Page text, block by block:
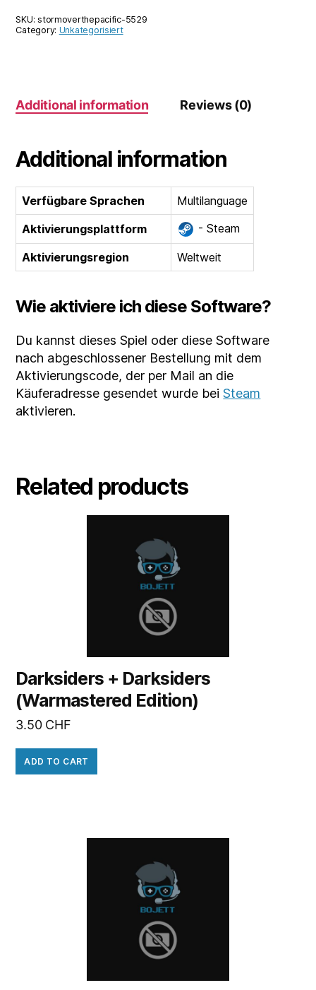
quantity
SKU:stormoverthepacific-5529
Category: Unkategorisiert
Additional information Reviews (0)
Additional information
Verfügbare Sprachen
Multilanguage
Aktivierungsplattform
- Steam
Aktivierungsregion Weltweit
Wie aktiviere ich diese Software?
Du kannst dieses Spiel oder diese Software
nach abgeschlossener Bestellung mit dem
Aktivierungscode, der per Mail an die
Käuferadresse gesendet wurde beiSteam
aktivieren.
Related products
Darksiders + Darksiders
(Warmastered Edition)
3.50 CHF
ADD TO CART